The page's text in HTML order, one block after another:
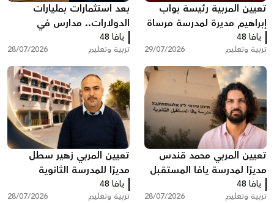
تعيين المربية رئيسة بواب
إبراهيم مديرة لمدرسة مرساة
يافا (כ”ב)
يافا 48
تربية وتعليم 29/07/2026
بعد استثمارات بمليارات
الدولارات.. مدارس في
الولايات المتحدة تعود إلى
الدفاتر والكتب الورقية
يافا 48
تربية وتعليم 28/07/2026
تعيين المربي محمد قندس
مديرًا لمدرسة يافا المستقبل
الثانوية
يافا 48
تربية وتعليم 28/07/2026
تعيين المربي زهير سطل
مديرًا للمدرسة الثانوية
الشاملة في يافا
يافا 48
تربية وتعليم 28/07/2026